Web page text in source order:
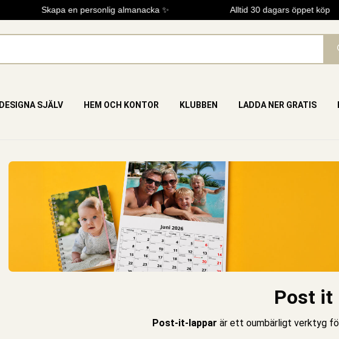
Skapa en personlig almanacka ✨ Alltid 30 dagars öppet köp
DESIGNA SJÄLV HEM OCH KONTOR KLUBBEN LADDA NER GRATIS
Post it
Post-it-lappar är ett oumbärligt verktyg